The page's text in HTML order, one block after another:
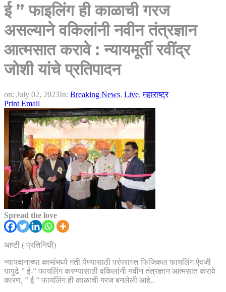
ई ” फाइलिंग ही काळाची गरज
असल्याने वकिलांनी नवीन तंत्रज्ञान
आत्मसात करावे : न्यायमूर्ती रवींद्र
जोशी यांचे प्रतिपादन
on: July 02, 2023In: Breaking News, Live,महाराष्ट्र
Print Email
Spread the love
आष्टी ( प्रतिनिधी)
न्यायदानाच्या कामांमध्ये गती येण्यासाठी परंपरागत फिजिकल फायलिंग ऐवजी
यापुढे ” ई-” फायलिंग करण्यासाठी वकिलांनी नवीन तंत्रज्ञान आत्मसात करावे
कारण, ” ई ” फायलिंग ही काळाची गरज बनलेली आहे..